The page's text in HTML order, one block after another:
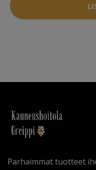
Parhaimmat tuotteet